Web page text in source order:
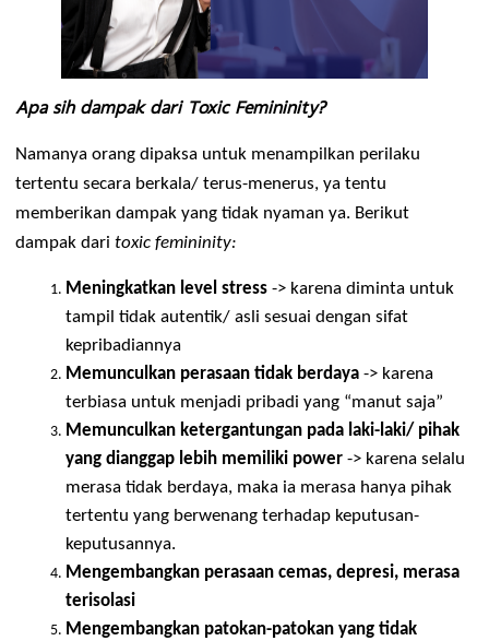
Apa sih dampak dari Toxic Femininity?
Namanya orang dipaksa untuk menampilkan perilaku
tertentu secara berkala/ terus-menerus, ya tentu
memberikan dampak yang tidak nyaman ya. Berikut
dampak dari toxic femininity:
Meningkatkan level stress -> karena diminta untuk
tampil tidak autentik/ asli sesuai dengan sifat
kepribadiannya
Memunculkan perasaan tidak berdaya -> karena
terbiasa untuk menjadi pribadi yang “manut saja”
Memunculkan ketergantungan pada laki-laki/ pihak
yang dianggap lebih memiliki power
merasa tidak berdaya, maka ia merasa hanya pihak